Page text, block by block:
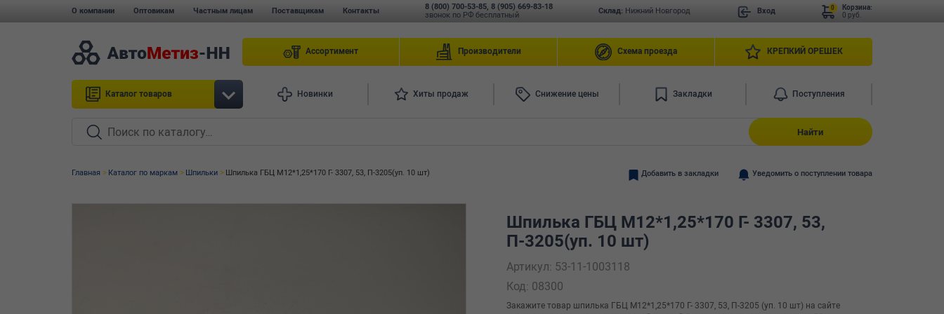
О компании Оптовикам Частным лицам Поставщикам Контакты 8 (800) 700-53-85, 8 (905) 669-83-18
звонок по РФ бесплатный
Склад: Нижний Новгород Вход
Корзина:
0 руб.
0
Ассортимент Производители Схема проезда КРЕПКИЙ ОРЕШЕК
Каталог товаров Новинки Хиты продаж Снижение цены Закладки Поступления
Найти
Главная Каталог по маркам Шпильки Шпилька ГБЦ М12*1,25*170 Г- 3307, 53, П-3205(уп. 10 шт) Добавить в закладки Уведомить о поступлении товара
Шпилька ГБЦ М12*1,25*170 Г- 3307, 53,
П-3205(уп. 10 шт)
Артикул: 53-11-1003118
Код: 08300
Закажите товар шпилька ГБЦ М12*1,25*170 Г- 3307, 53, П-3205 (уп. 10 шт) на сайте